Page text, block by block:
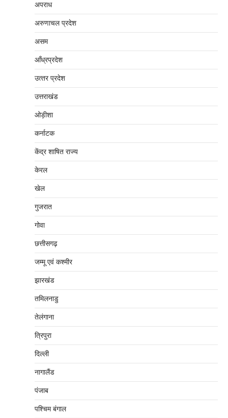
अपराध
अरुणाचल प्रदेश
असम
आँध्रप्रदेश
उत्‍तर प्रदेश
उत्तराखंड
ओड़ीशा
कर्नाटक
केंद्र शाषित राज्य
केरल
खेल
गुजरात
गोवा
छत्तीसगढ़
जम्‍मू एवं कश्‍मीर
झारखंड
तमिलनाडु
तेलंगाना
त्रिपुरा
दिल्‍ली
नागालैंड
पंजाब
पश्चिम बंगाल